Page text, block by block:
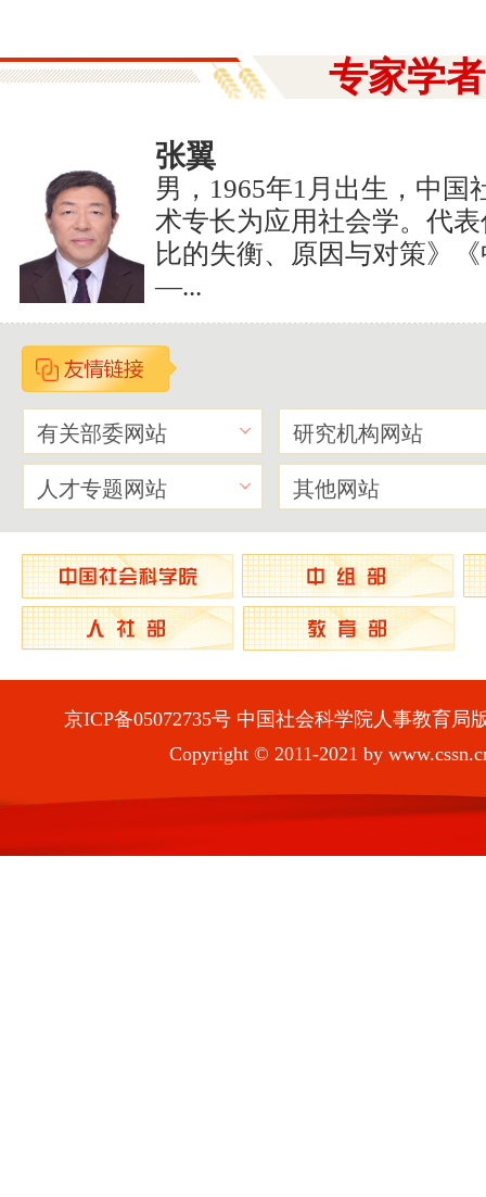
专家学者
张翼
男，1965年1月出生，中国
术专长为应用社会学。代
比的失衡、原因与对策》
—...
京ICP备05072735号 中国社会科学院人事教育局
Copyright © 2011-2021 by